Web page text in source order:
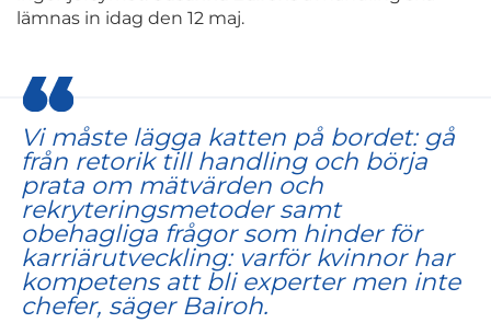
lämnas in idag den 12 maj.
Vi måste lägga katten på bordet: gå
från retorik till handling och börja
prata om mätvärden och
rekryteringsmetoder samt
obehagliga frågor som hinder för
karriärutveckling: varför kvinnor har
kompetens att bli experter men inte
chefer, säger Bairoh.